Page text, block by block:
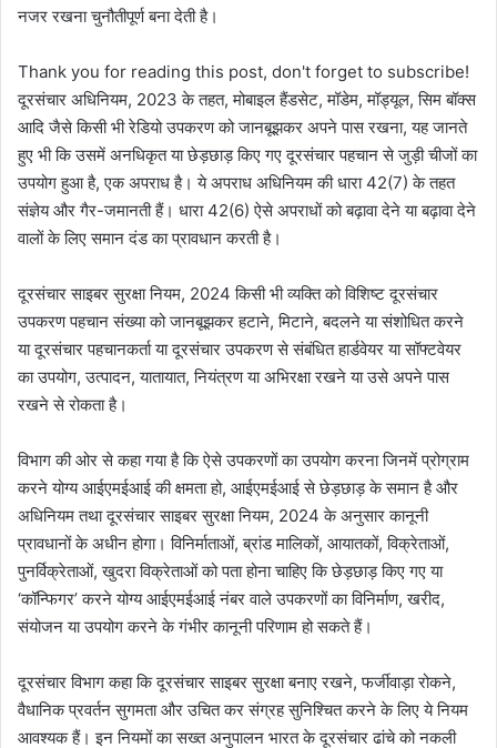
नजर रखना चुनौतीपूर्ण बना देती है।
Thank you for reading this post, don't forget to subscribe!
दूरसंचार अधिनियम, 2023 के तहत, मोबाइल हैंडसेट, मॉडेम, मॉड्यूल, सिम बॉक्स
आदि जैसे किसी भी रेडियो उपकरण को जानबूझकर अपने पास रखना, यह जानते
हुए भी कि उसमें अनधिकृत या छेड़छाड़ किए गए दूरसंचार पहचान से जुड़ी चीजों का
उपयोग हुआ है, एक अपराध है। ये अपराध अधिनियम की धारा 42(7) के तहत
संज्ञेय और गैर-जमानती हैं। धारा 42(6) ऐसे अपराधों को बढ़ावा देने या बढ़ावा देने
वालों के लिए समान दंड का प्रावधान करती है।
दूरसंचार साइबर सुरक्षा नियम, 2024 किसी भी व्यक्ति को विशिष्ट दूरसंचार
उपकरण पहचान संख्या को जानबूझकर हटाने, मिटाने, बदलने या संशोधित करने
या दूरसंचार पहचानकर्ता या दूरसंचार उपकरण से संबंधित हार्डवेयर या सॉफ्टवेयर
का उपयोग, उत्पादन, यातायात, नियंत्रण या अभिरक्षा रखने या उसे अपने पास
रखने से रोकता है।
विभाग की ओर से कहा गया है कि ऐसे उपकरणों का उपयोग करना जिनमें प्रोग्राम
करने योग्य आईएमईआई की क्षमता हो, आईएमईआई से छेड़छाड़ के समान है और
अधिनियम तथा दूरसंचार साइबर सुरक्षा नियम, 2024 के अनुसार कानूनी
प्रावधानों के अधीन होगा। विनिर्माताओं, ब्रांड मालिकों, आयातकों, विक्रेताओं,
पुनर्विक्रेताओं, खुदरा विक्रेताओं को पता होना चाहिए कि छेड़छाड़ किए गए या
‘कॉन्फिगर’ करने योग्य आईएमईआई नंबर वाले उपकरणों का विनिर्माण, खरीद,
संयोजन या उपयोग करने के गंभीर कानूनी परिणाम हो सकते हैं।
दूरसंचार विभाग कहा कि दूरसंचार साइबर सुरक्षा बनाए रखने, फर्जीवाड़ा रोकने,
वैधानिक प्रवर्तन सुगमता और उचित कर संग्रह सुनिश्चित करने के लिए ये नियम
आवश्यक हैं। इन नियमों का सख्त अनुपालन भारत के दूरसंचार ढांचे को नकली